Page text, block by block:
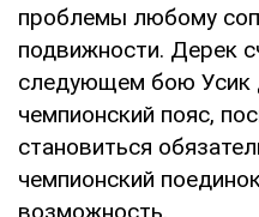
проблемы любому
подвижности. Дерек
следующем бою Усик
чемпионский пояс,
становиться
чемпионский
возможность.